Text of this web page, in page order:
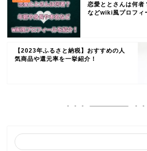
恋愛ととさんは何者
などwiki風プロフィ
【2023年ふるさと納税】おすすめの人
気商品や還元率を一挙紹介！